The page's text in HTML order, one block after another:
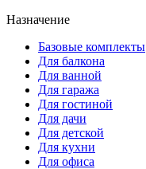
Назначение
Базовые комплекты
Для балкона
Для ванной
Для гаража
Для гостиной
Для дачи
Для детской
Для кухни
Для офиса